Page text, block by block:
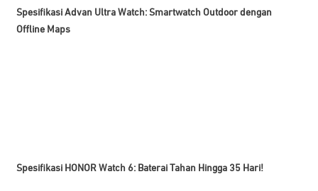
Spesifikasi Advan Ultra Watch: Smartwatch Outdoor dengan
Offline Maps
Spesifikasi HONOR Watch 6: Baterai Tahan Hingga 35 Hari!